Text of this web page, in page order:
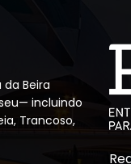
Beira
incluindo
Trancoso,